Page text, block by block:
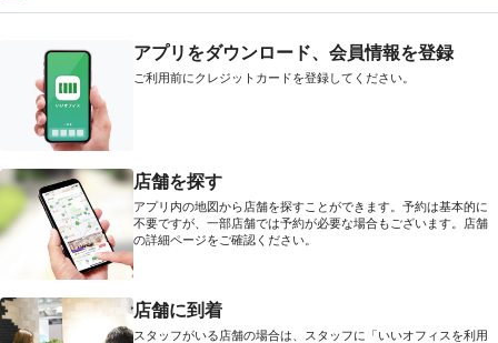
アプリをダウンロード、会員情報を登録
ご利用前にクレジットカードを登録してください。
店舗を探す
アプリ内の地図から店舗を探すことができます。予約は基本的に
不要ですが、一部店舗では予約が必要な場合もございます。店舗
の詳細ページをご確認ください。
店舗に到着
スタッフがいる店舗の場合は、スタッフに「いいオフィスを利用